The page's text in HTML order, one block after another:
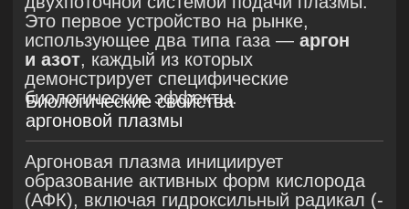
Исследования на экспериментальных
моделях показали, что воздействие
аргоновой плазмы вызывает
микроструктурные изменения
в эпидермисе и дерме, сохраняющиеся
в течениедо трёх недель, способствуя
длительному восстановлению кожного
барьера. Эти свойства обусловливают
накопительный эффект плазменной
терапии, при котором улучшение
состояния кожи продолжаетсядо шести
месяцевпосле завершения курса
процедур.
Биологические свойства азотной плазмы